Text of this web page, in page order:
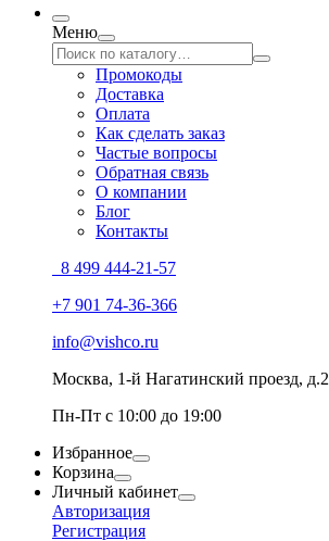
Меню
Промокоды
Доставка
Оплата
Как сделать заказ
Частые вопросы
Обратная связь
О компании
Блог
Контакты
8 499 444-21-57
+7 901 74-36-366
info@vishco.ru
Москва, 1-й Нагатинский проезд, д.2
Пн-Пт с 10:00 до 19:00
Избранное
Корзина
Личный кабинет
Авторизация
Регистрация